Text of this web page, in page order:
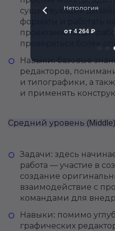
существующие
форматы и работать
проектами. Ваши
проверяться более
Навыки: базовые
редакторов,
и типографики, а
и применять
Средний уровень
Задачи: здесь
работа — участие в
создание
взаимодействие с
командами для
Навыки: помимо
графических
261 отзыв
Подробнее
Нетология
от 4 264 ₽